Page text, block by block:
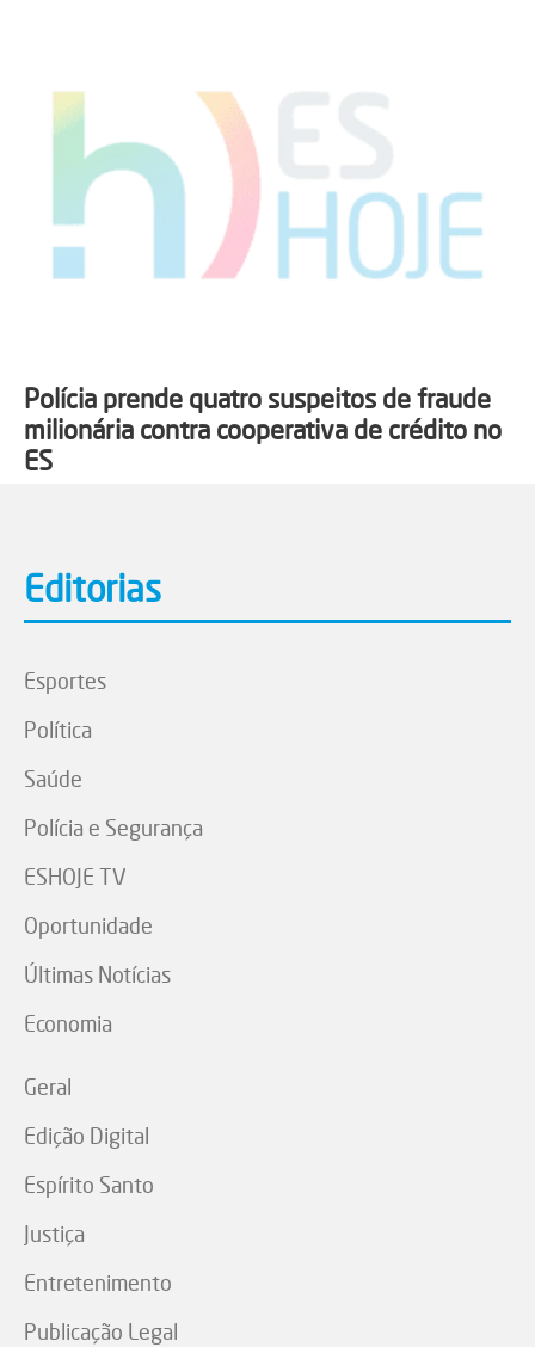
Polícia prende quatro suspeitos de fraude
milionária contra cooperativa de crédito no
ES
Editorias
Esportes
Política
Saúde
Polícia e Segurança
ESHOJE TV
Oportunidade
Últimas Notícias
Economia
Geral
Edição Digital
Espírito Santo
Justiça
Entretenimento
Publicação Legal